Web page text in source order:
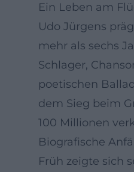
Ein Leben am
Udo Jürgens
mehr als sechs
Schlager,
poetischen
dem Sieg beim
100 Millionen
Biografische
Früh zeigte sich